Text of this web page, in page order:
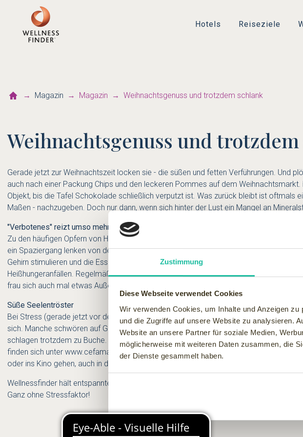
Zustimmung
Diese Webseite verwendet Cookies
Wir verwenden Cookies, um Inhalte und Anzeigen
und die Zugriffe auf unsere Website zu analysieren.
Website an unsere Partner für soziale Medien,
möglicherweise mit weiteren Daten zusammen, die
der Dienste gesammelt haben.
Hotels Reiseziele
Magazin Magazin Weihnachtsgenuss und trotzdem schlank
Weihnachtsgenuss und
Gerade jetzt zur Weihnachtszeit locken sie - die süßen und fetten Verführungen. Und
auch nach einer Packung Chips und den leckeren Pommes auf dem
Objekt, bis die Tafel Schokolade schließlich verputzt ist. Was zurück bleibt ist oftmals
Maßen - nachzugeben. Doch nur dann, wenn sich hinter der Lust ein Mangel an
"Verbotenes" reizt umso mehr
Zu den häufigen Opfern von Heißhungerattacken gehören Menschen, die sich in einer
ein Spaziergang lenken von der Attacke ab. Zudem kann ein Wirkstoff aus der
Gehirn stimulieren und die Esslust verringern und - vor den Mahlzeiten eingenommen
Heißhungeranfällen. Regelmäßige Mahlzeiten, wenig Zucker und Weißmehl, dafür
frau sich auch mal etwas Außergewöhnliches gönnen - wäre da nicht die "böse" Waage.
Süße Seelentröster
Bei Stress (gerade jetzt vor den Feiertagen) und negativen Gefühlen kann Essen als
sich. Manche schwören auf Gummibärchen oder bittere Schokolade aus dem
schlagen trotzdem zu Buche. Zum Schlemmen ohne Reue lädt ein Teller mit
finden sich unter www.cefamadar.de
. Figurfreundlich und zudem kalorienfrei könnten
oder ins Kino gehen, auch in der Lieblings-Sofaecke ein Buch lesen gehört dazu.
Wellnessfinder hält entspannte Tage vor und zu den Feiertagen für Sie bereit!
Ganz ohne Stressfaktor!